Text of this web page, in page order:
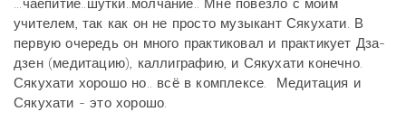
...чаепитие..шутки..молчание.. Мне повезло с моим
учителем, так как он не просто музыкант Сякухати. В
первую очередь он много практиковал и практикует Дза-
дзен (медитацию), каллиграфию, и Сякухати конечно.
Сякухати хорошо но.. всё в комплексе. Медитация и
Сякухати - это хорошо.